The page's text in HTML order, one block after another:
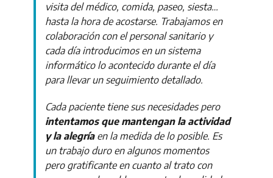
visita del médico, comida, paseo, siesta…
hasta la hora de acostarse. Trabajamos en
colaboración con el personal sanitario y
cada día introducimos en un sistema
informático lo acontecido durante el día
para llevar un seguimiento detallado.
Cada paciente tiene sus necesidades pero
intentamos que mantengan la actividad
y la alegríaen la medida de lo posible. Es
un trabajo duro en algunos momentos
pero gratificante en cuanto al trato con